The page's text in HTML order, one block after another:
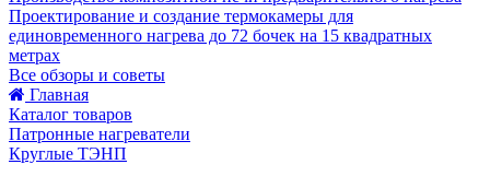
Проектирование и создание термокамеры для
единовременного нагрева до 72 бочек на 15 квадратных
метрах
Все обзоры и советы
Главная
Каталог товаров
Патронные нагреватели
Круглые ТЭНП